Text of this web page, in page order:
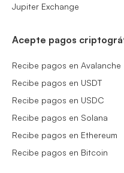
Jupiter Exchange
Acepte pagos
Recibe pagos en Avalanche
Recibe pagos en USDT
Recibe pagos en USDC
Recibe pagos en Solana
Recibe pagos en Ethereum
Recibe pagos en Bitcoin